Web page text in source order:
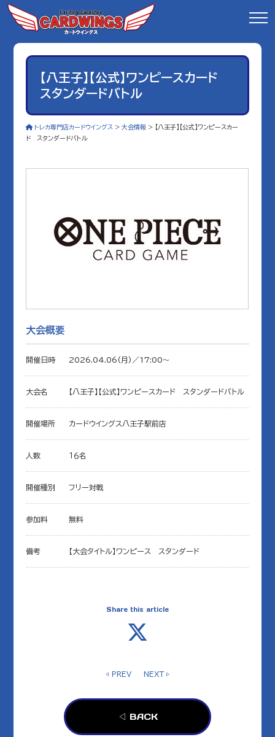
【八王子】【公式】ワンピースカード
スタンダードバトル
トレカ専門店カードウイングス >大会情報 > 【八王子】【公式】ワンピースカー
ド スタンダードバトル
大会概要
開催日時 2026.04.06(月)／17:00〜
大会名 【八王子】【公式】ワンピースカード スタンダードバトル
開催場所 カードウイングス八王子駅前店
人数 １６名
開催種別 フリー対戦
参加料 無料
備考 【大会タイトル】ワンピース スタンダード
Share this article
◁ PREV NEXT ▷
◁ BACK